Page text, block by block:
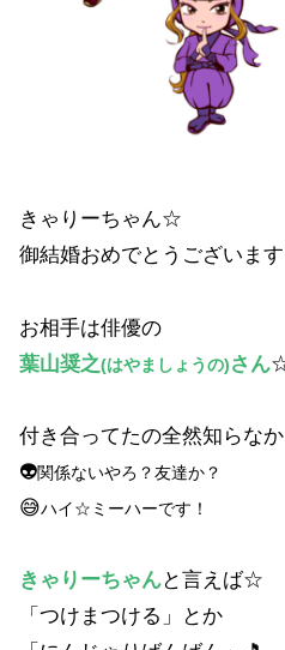
きゃりーちゃん☆
御結婚おめでとうございま
お相手は俳優の
葉山奨之(はやましょうの)さん
付き合ってたの全然知らな
👽関係ないやろ？友達か？
😅ハイ☆ミーハーです！
きゃりーちゃんと言えば☆
「つけまつける」とか